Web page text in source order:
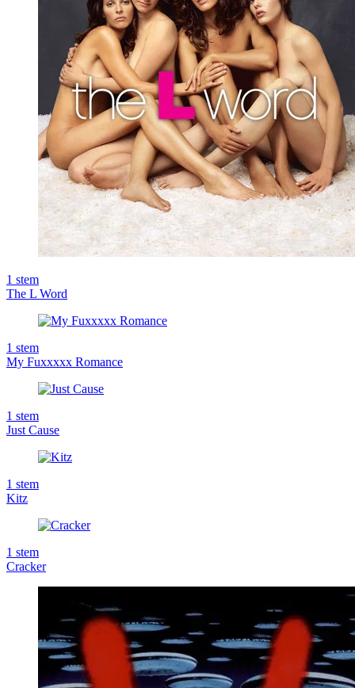
1 stem
The L Word
1 stem
My Fuxxxxx Romance
1 stem
Just Cause
1 stem
Kitz
1 stem
Cracker